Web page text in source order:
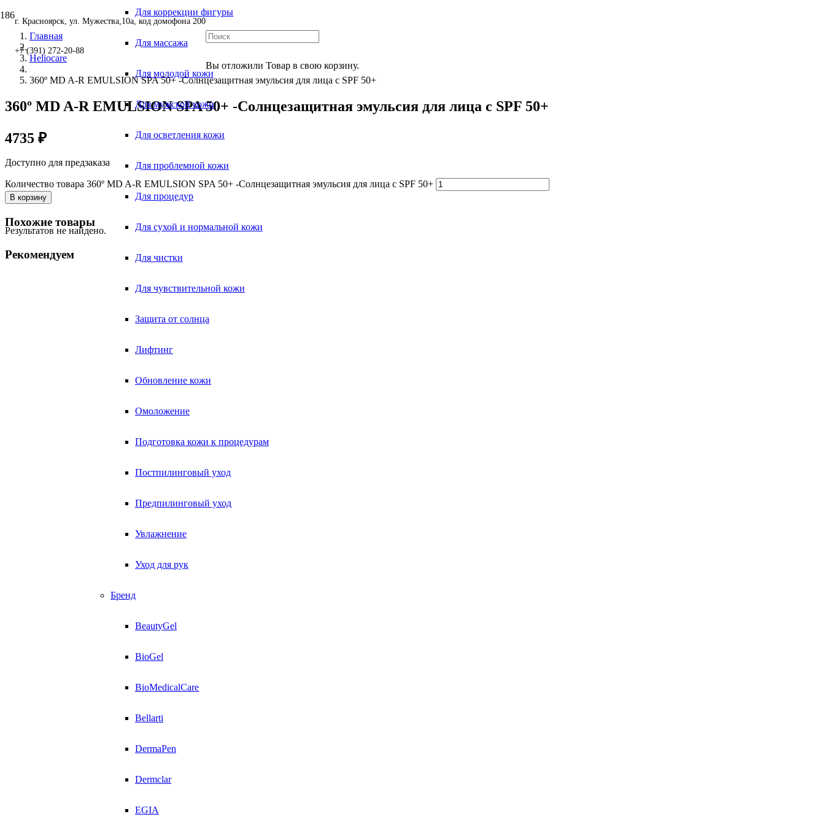
г. Красноярск, ул. Мужества,10а, код домофона 200
+7 (391) 272-20-88
Вы отложили Товар в свою корзину.
Для коррекции фигуры
Для массажа
Для молодой кожи
Для мужской кожи
Для осветления кожи
Для проблемной кожи
Для процедур
Для сухой и нормальной кожи
Для чистки
Для чувствительной кожи
Защита от солнца
Лифтинг
Обновление кожи
Омоложение
Подготовка кожи к процедурам
Постпилинговый уход
Предпилинговый уход
Увлажнение
Уход для рук
Бренд
BeautyGel
BioGel
BioMedicalCare
Bellarti
DermaPen
Dermclar
EGIA
Главная
Heliocare
360º MD A-R EMULSION SPA 50+ -Солнцезащитная эмульсия для лица с SPF 50+
360º MD A-R EMULSION SPA 50+ -Солнцезащитная эмульсия для лица с SPF 50+
4735 ₽
Доступно для предзаказа
Количество товара 360º MD A-R EMULSION SPA 50+ -Солнцезащитная эмульсия для лица с SPF 50+
В корзину
Похожие товары
Результатов не найдено.
Рекомендуем